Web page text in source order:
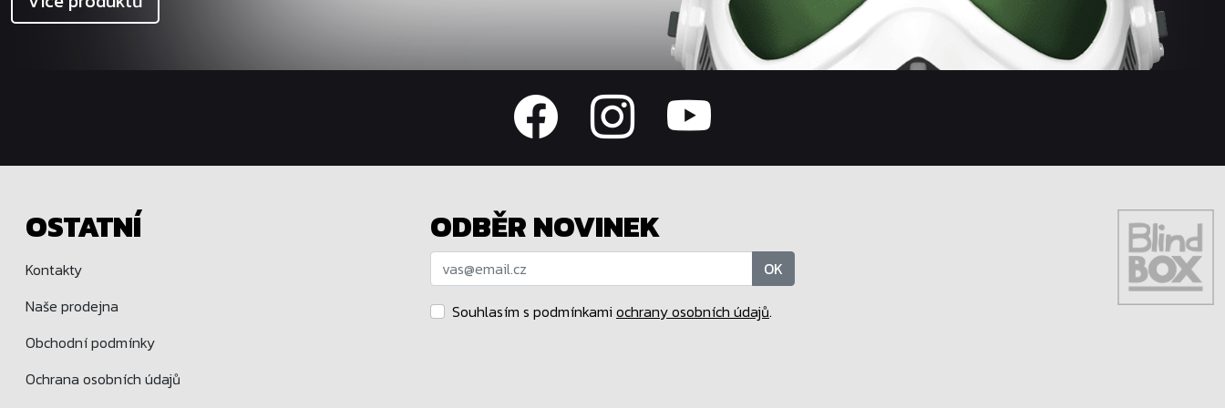
OSTATNÍ
Kontakty
Naše prodejna
Obchodní podmínky
Ochrana osobních údajů
ODBĚR NOVINEK
OK
Souhlasím s podmínkami ochrany osobních údajů.